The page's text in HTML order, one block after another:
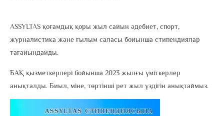
ASSYLTAS қоғамдық қоры жыл сайын әдебиет, спорт,
журналистика және ғылым саласы бойынша cтипендиялар
тағайындайды.
БАҚ қызметкерлері бойынша 2023 жылғы үміткерлер
анықталды. Биыл, міне, төртінші рет жыл үздігін анықтаймыз.